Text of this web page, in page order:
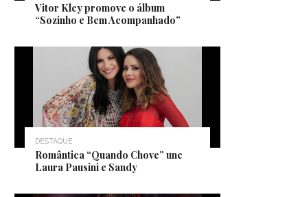
Vitor Kley promove o álbum
“Sozinho e Bem Acompanhado”
DESTAQUE
Romântica “Quando Chove” une
Laura Pausini e Sandy